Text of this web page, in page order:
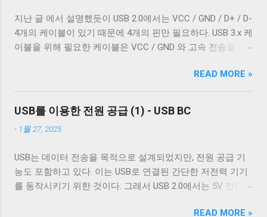
다. 보통 편조 차폐가 저주파수 전자기파를 차단하는 것에 효
과적이고, 호일 차폐가 고주파수 전자기파를 차단하는 데 효
과적이다. USB 3.0의 고속 전송 케이블은 이 두 차폐를 사용하
항이다. 하지만 어지간한 싸구려 케이블을 쓰지 않는 한 요즘
이블이 ...
하기 위한 플래그가 POSIX.1 표준이 정의 하는 termios 구조
체의 c_oflag 다. c_oflag 는 터미널이 받은 문자를 출력하기
전에 어떤 후처리를 할지에 대한 플래그다. c_oflag에서 가장
말지에 대한 플래그로 OPOST 가 꺼져있으면 다른 플래그와
상관없이 터미널은 받은 문자열을 그대로 보여준다. 이 플래
그를 끄는 경우는 거의 없다. 하지만 터미널을 텍스트를 보여
서 원하는대로 동작할 수 있게 해주는 플래그는 ONLCR 이다.
ONLCR 이 켜져 있으면 터미널은 출력을 해석할 때 NL 을
CRNL 로 해석한다. 즉, Unix에서도 ONLCR 이 꺼져있다면, LF
위치의 다음 줄로 이동한다. Unix 계열 운영 체제에서 윈도우
지난 글 에서 설명했듯이 USB 2.0에서는 VCC / GND / D+ / D-
4개의 케이블이 있기 때문에 4개의 핀만 필요하다. USB 3.x 케
이블을 위해 필요한 케이블은 VCC / GND 와 고속 전송을 위
에 대한 자세한 설명은 다음 기회에 하도록 하겠다.) 그리고
혹시 차폐에 쌓여있을 수 있는 노이즈를 접지로 보내 안전하
게 제거하기 위한 GND_DRAIN 케이블까지 총 7개의 케이블
이 사용된다. 이 중 VCC 와 GND 는 USB 2.0에서 사용하는 선
과 공유하기 때문에 새로운 5개의 선이 더 필요하다. 이미지
결하기 위해 USB 3.0 표준은 새로운 모양의 Type B 컨넥터를
도입했다. 기존 Type B 컨넥터는 4개의 핀만을 가지고 있고
확장할 수 없는 구조로 돼있기 때문이다. 따라서 Type B 컨넥
READ MORE »
USB를 이용한 전원 공급 (1) - USB BC
- 1월 27, 2025
USB는 데이터 전송을 목적으로 설계되었지만, 전원 공급 기
능도 포함하고 있다. 이는 USB로 연결된 간단한 저전력 기기
를 동작시키기 위한 것이다. 그래서 USB 2.0에서는 5V 전압과
가능하다. 하지만 이 스펙은 어디까지나 USB를 통한 데이터
READ MORE »